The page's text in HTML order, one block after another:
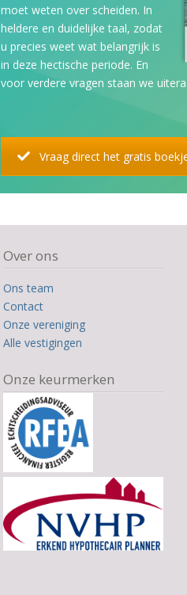
moet weten over scheiden. In
heldere en duidelijke taal, zodat
u precies weet wat belangrijk is
in deze hectische periode. En
voor verdere vragen staan we
Vraag direct het gratis
Over ons
Ons team
Contact
Onze vereniging
Alle vestigingen
Onze keurmerken